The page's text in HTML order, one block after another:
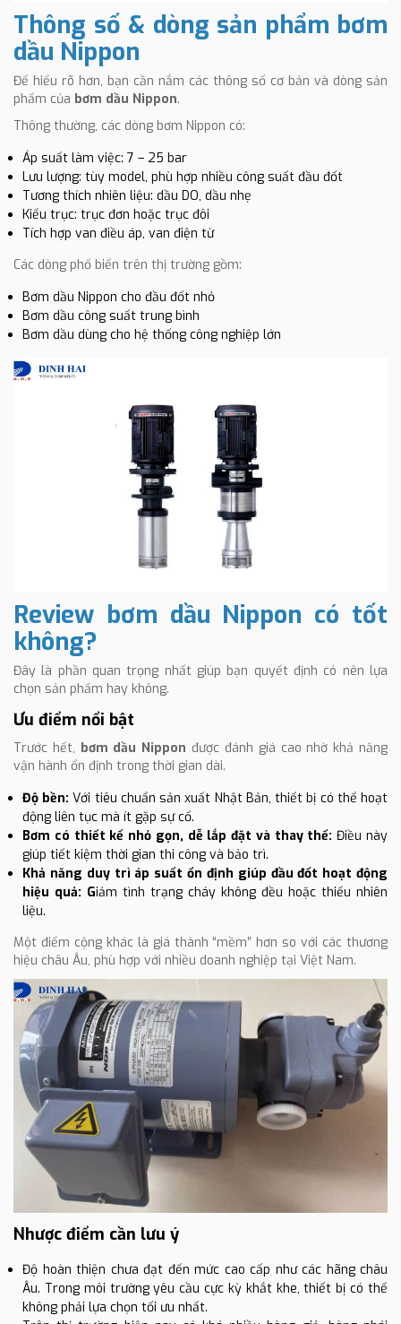
Thông số & dòng sản phẩm bơm
dầu Nippon
Để hiểu rõ hơn, bạn cần nắm các thông số cơ bản và dòng sản
phẩm của bơm dầu Nippon.
Thông thường, các dòng bơm Nippon có:
Áp suất làm việc: 7 – 25 bar
Lưu lượng: tùy model, phù hợp nhiều công suất đầu đốt
Tương thích nhiên liệu: dầu DO, dầu nhẹ
Kiểu trục: trục đơn hoặc trục đôi
Tích hợp van điều áp, van điện từ
Các dòng phổ biến trên thị trường gồm:
Bơm dầu Nippon cho đầu đốt nhỏ
Bơm dầu công suất trung bình
Bơm dầu dùng cho hệ thống công nghiệp lớn
Review bơm dầu Nippon có tốt
không?
Đây là phần quan trọng nhất giúp bạn quyết định có nên lựa
chọn sản phẩm hay không.
Ưu điểm nổi bật
Trước hết, bơm dầu Nippon được đánh giá cao nhờ khả năng
vận hành ổn định trong thời gian dài.
Độ bền: Với tiêu chuẩn sản xuất Nhật Bản, thiết bị có thể hoạt
động liên tục mà ít gặp sự cố.
Bơm có thiết kế nhỏ gọn, dễ lắp đặt và thay thế: Điều này
giúp tiết kiệm thời gian thi công và bảo trì.
Khả năng duy trì áp suất ổn định giúp đầu đốt hoạt động
hiệu quả: Giảm tình trạng cháy không đều hoặc thiếu nhiên
liệu.
Một điểm cộng khác là giá thành “mềm” hơn so với các thương
hiệu châu Âu, phù hợp với nhiều doanh nghiệp tại Việt Nam.
Nhược điểm cần lưu ý
Độ hoàn thiện chưa đạt đến mức cao cấp như các hãng châu
Âu. Trong môi trường yêu cầu cực kỳ khắt khe, thiết bị có thể
không phải lựa chọn tối ưu nhất.